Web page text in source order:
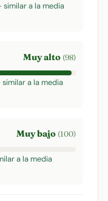
a la media
Muy alto (98)
a la media
Muy bajo (100)
a la media